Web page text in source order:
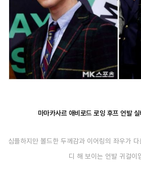
마마카사르 애비로드 로잉 후프 언발
심플하지만 볼드한 두께감과 이어링의 좌우가
디 해 보이는 언발 귀걸이